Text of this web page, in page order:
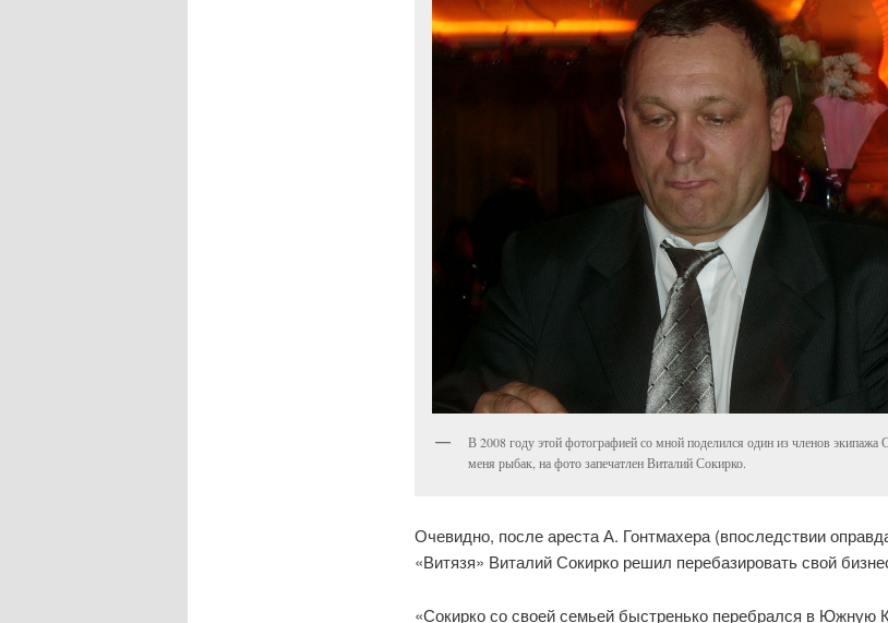
В 2008 году этой фотографией со мной поделился один из членов экипажа
меня рыбак, на фото запечатлен Виталий Сокирко.
Очевидно, после ареста А. Гонтмахера (впоследствии
«Витязя» Виталий Сокирко решил перебазировать свой
«Сокирко со своей семьей быстренько перебрался в Южную